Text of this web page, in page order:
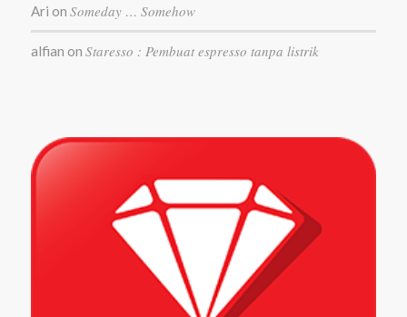
Ari on Someday … Somehow
alfian on Staresso : Pembuat espresso tanpa listrik